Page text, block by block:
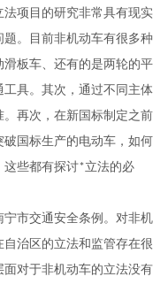
项目的研究非常具有现实
。目前非机动车有很多种
板车、还有的是两轮的平
具。其次，通过不同主体
再次，在新国标制定之前
国标生产的电动车，如何
这些都有探讨*立法的必
市交通安全条例。对非机
治区的立法和监管存在很
对于非机动车的立法没有